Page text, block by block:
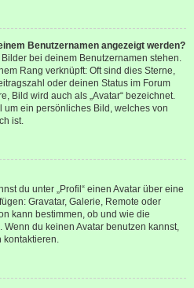
Benutzernamen angezeigt werden?
bei deinem Benutzernamen stehen.
Rang verknüpft: Oft sind dies Sterne,
oder deinen Status im Forum
Bild wird auch als „Avatar“ bezeichnet.
ein persönliches Bild, welches von
ist.
du unter „Profil“ einen Avatar über eine
Gravatar, Galerie, Remote oder
kann bestimmen, ob und wie die
du keinen Avatar benutzen kannst,